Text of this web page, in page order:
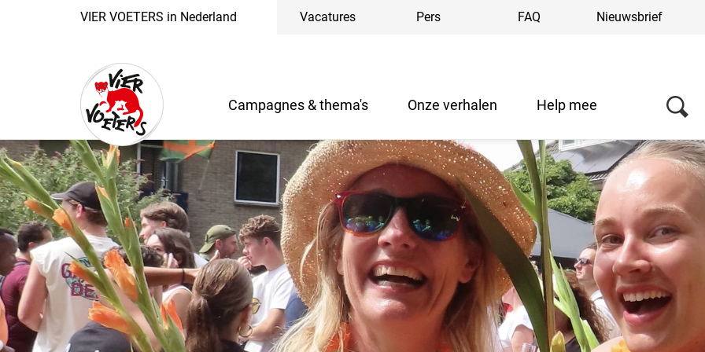
VIER VOETERS in Nederland Vacatures Pers FAQ Nieuwsbrief
Campagnes & thema's Onze verhalen Help mee
Over ons